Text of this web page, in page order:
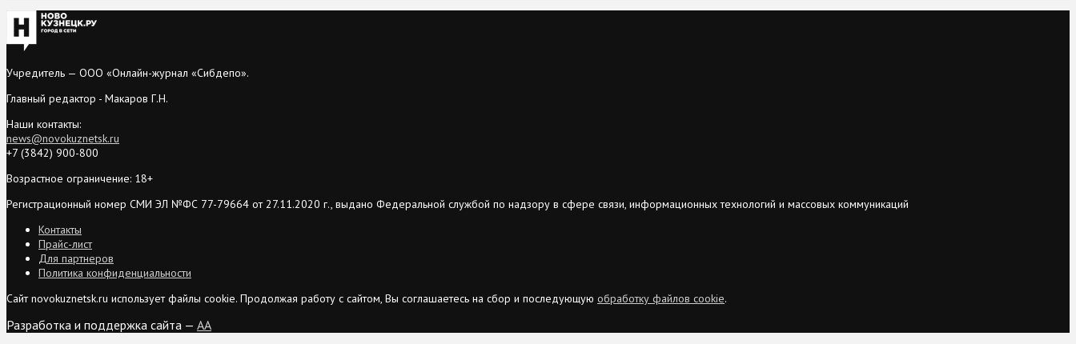
Учредитель — ООО «Онлайн-журнал «Сибдепо».
Главный редактор - Макаров Г.Н.
Наши контакты:
news@novokuznetsk.ru
+7 (3842) 900-800
Возрастное ограничение: 18+
Регистрационный номер СМИ ЭЛ №ФС 77-79664 от 27.11.2020 г., выдано Федеральной службой по надзору в сфере связи, информационных технологий и массовых коммуникаций
Контакты
Прайс-лист
Для партнеров
Политика конфиденциальности
Сайт novokuznetsk.ru использует файлы cookie. Продолжая работу с сайтом, Вы соглашаетесь на сбор и последующую обработку файлов cookie.
Разработка и поддержка сайта — AA